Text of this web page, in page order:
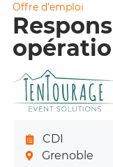
CDI
Grenoble
Offre d’emploi